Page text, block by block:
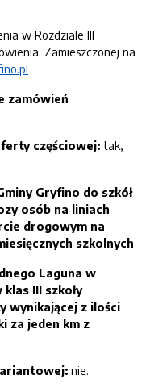
w Rozdziale III
Zamieszczonej na
zamówień
częściowej: tak,
Gryfino do szkół
osób na liniach
drogowym na
szkolnych
Laguna w
III szkoły
wynikającej z ilości
za jeden km z
nie.